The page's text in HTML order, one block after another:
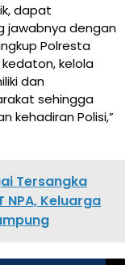
dapat
jawabnya dengan
Polresta
kedaton, kelola
dan
sehingga
kehadiran Polisi,”
Tersangka
NPA, Keluarga